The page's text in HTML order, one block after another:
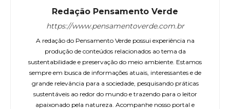
Redação Pensamento Verde
https://www.pensamentoverde.com.br
A redação do Pensamento Verde possui experiência na
produção de conteúdos relacionados ao tema da
sustentabilidade e preservação do meio ambiente. Estamos
sempre em busca de informações atuais, interessantes e de
grande relevância para a sociedade, pesquisando práticas
sustentáveis ao redor do mundo e trazendo para o leitor
apaixonado pela natureza. Acompanhe nosso portal e